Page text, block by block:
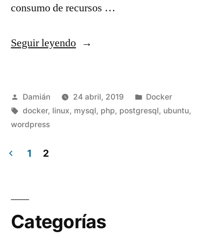
consumo de recursos …
Seguir leyendo«De
a
Docker:
Publicado
por
Damián 24 abril, 2019
Publicado
en
Docker
Etiquetas:
docker, linux, mysql, php, postgresql, ubuntu,
wordpress
de
entradas
1 2
Categorías